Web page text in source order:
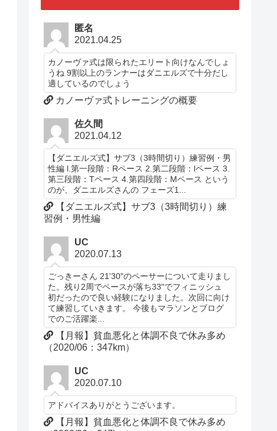
匿名
2021.04.25
カノーヴァ式は限られたエリート向けなんでしょ
うね 9割以上のランナーはダニエルズで十分だし
適しているのでしょう
カノーヴァ式トレーニングの概要
佐久間
2021.04.12
【ダニエルズ式】サブ3（3時間切り）練習例・男
性編 l.第一段階：Rペース 2.第二段階：lペース 3.
第三段階：Tペース 4.第四段階：Mペース という
のが、ダニエルズさんの フェーズ1...
【ダニエルズ式】サブ3（3時間切り）練
習例・男性編
UC
2020.07.13
ごっきーさん 21'30"のペーサーについて走りまし
た。残り2周でペースが落ち33"でフィニッシュ
初だったので良い経験になりました。次回に向け
て練習していきます。 今後もマラソンとブログ
でのご活躍楽...
【月報】貧血悪化と体調不良で休み多め
（2020/06：347km）
UC
2020.07.10
アドバイスありがとうございます。
【月報】貧血悪化と体調不良で休み多め